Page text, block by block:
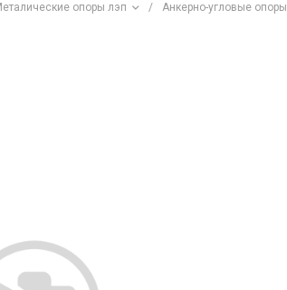
опоры лэп / Анкерно-угловые